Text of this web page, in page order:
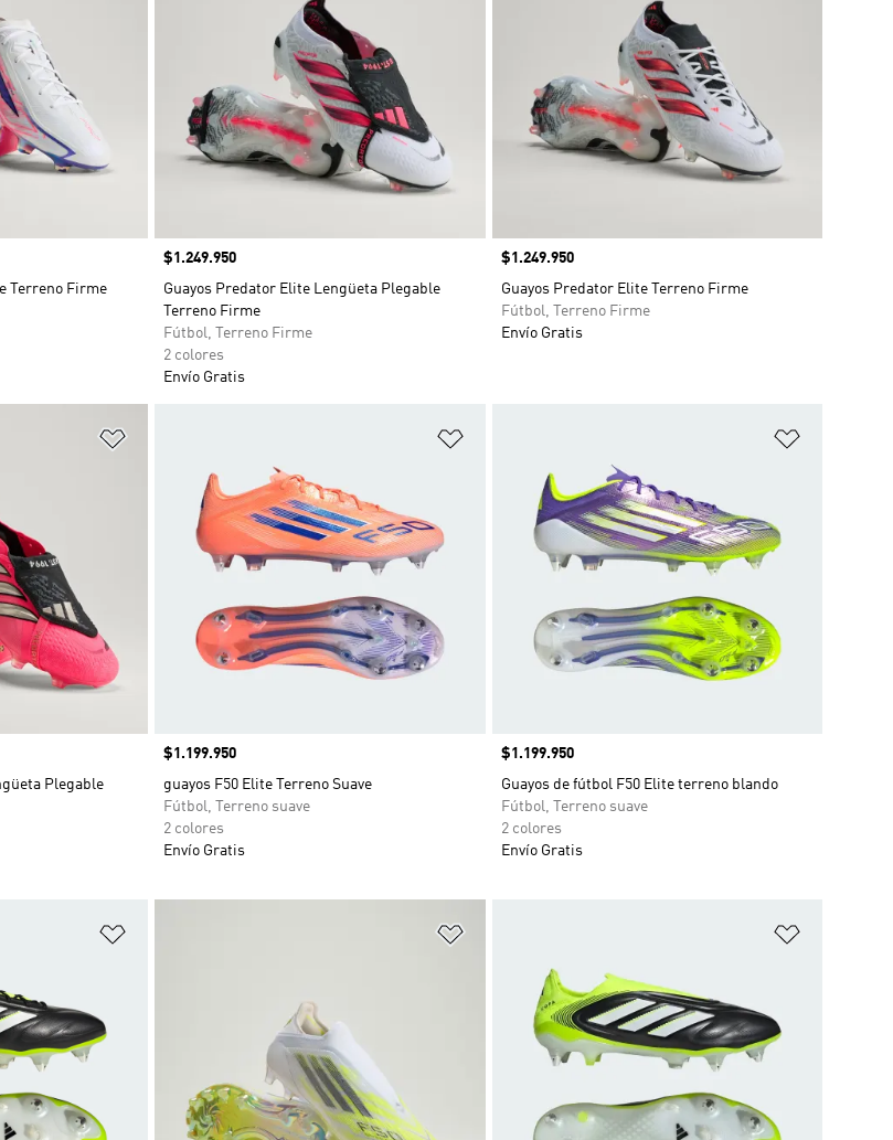
Terreno Firme
Precio
$1.249.950
Guayos Predator Elite Lengüeta Plegable
Terreno Firme
Fútbol, Terreno Firme
2 colores
Envío Gratis
Precio
$1.249.950
Guayos Predator Elite Terreno Firme
Fútbol, Terreno Firme
Envío Gratis
Plegable
Precio
$1.199.950
guayos F50 Elite Terreno Suave
Fútbol, Terreno suave
2 colores
Envío Gratis
Precio
$1.199.950
Guayos de fútbol F50 Elite terreno blando
Fútbol, Terreno suave
2 colores
Envío Gratis